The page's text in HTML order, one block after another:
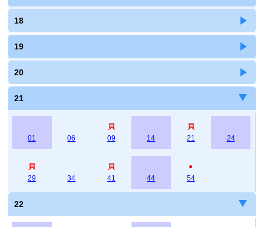
18
19
20
21
01 06
貝
09
14
貝
21
24
貝
29
34
貝
41
44
●
54
22